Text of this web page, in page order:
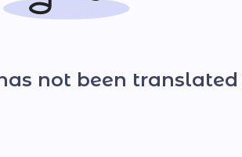
not been translated